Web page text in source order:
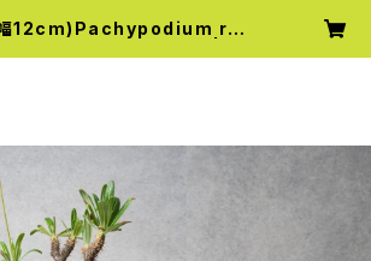
12cm)Pachypodium ros